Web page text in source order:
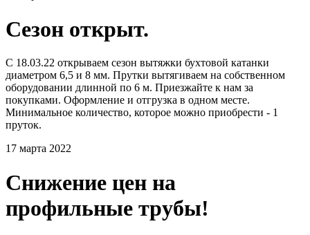
Сезон открыт.
С 18.03.22 открываем сезон вытяжки бухтовой катанки
диаметром 6,5 и 8 мм. Прутки вытягиваем на собственном
оборудовании длинной по 6 м. Приезжайте к нам за
покупками. Оформление и отгрузка в одном месте.
Минимальное количество, которое можно приобрести - 1
пруток.
17 марта 2022
Снижение цен на
профильные трубы!